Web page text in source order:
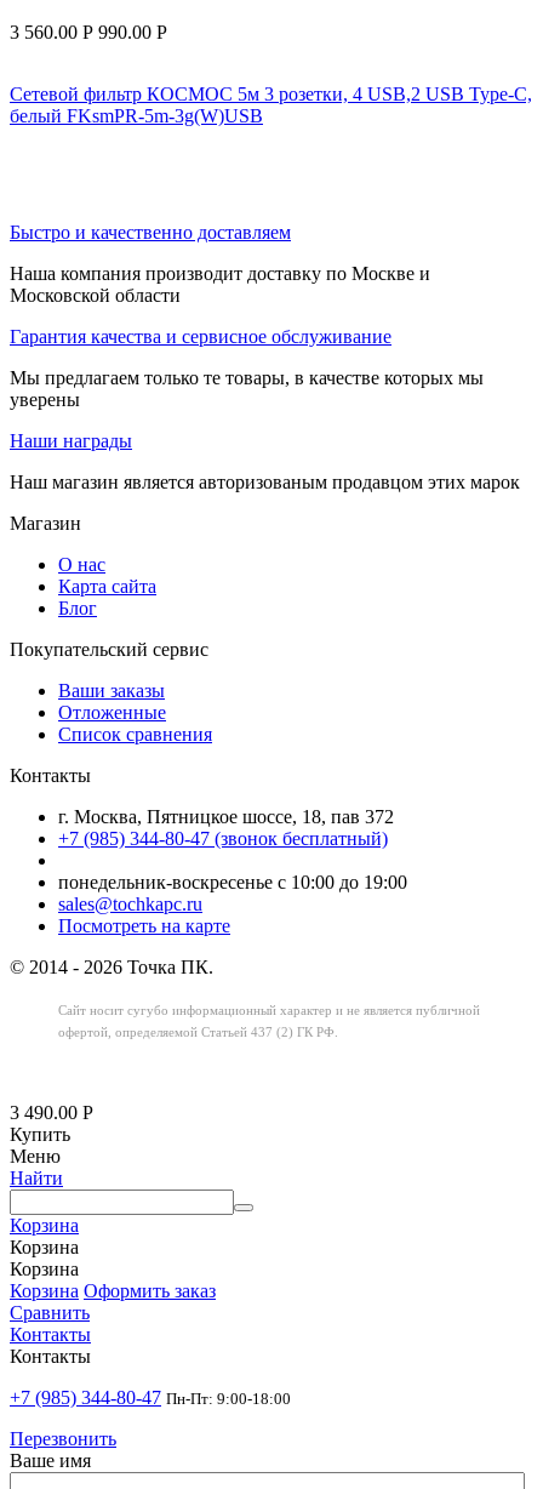
3 560.00 Р 990.00 Р
Сетевой фильтр КОСМОС 5м 3 розетки, 4 USB,2 USB Type-C,
белый FKsmPR-5m-3g(W)USB
Быстро и качественно доставляем
Наша компания производит доставку по Москве и
Московской области
Гарантия качества и сервисное обслуживание
Мы предлагаем только те товары, в качестве которых мы
уверены
Наши награды
Наш магазин является авторизованым продавцом этих марок
Магазин
О нас
Карта сайта
Блог
Покупательский сервис
Ваши заказы
Отложенные
Список сравнения
Контакты
г. Москва, Пятницкое шоссе, 18, пав 372
+7 (985) 344-80-47 (звонок бесплатный)
понедельник-воскресенье с 10:00 до 19:00
sales@tochkapc.ru
Посмотреть на карте
© 2014 - 2026 Точка ПК.
Сайт носит сугубо информационный характер и не является публичной
офертой, определяемой Статьей 437 (2) ГК РФ.
3 490.00 Р
Купить
Меню
Найти
Корзина
Корзина
Корзина
Корзина Оформить заказ
Сравнить
Контакты
Контакты
+7 (985) 344-80-47 Пн-Пт: 9:00-18:00
Перезвонить
Ваше имя